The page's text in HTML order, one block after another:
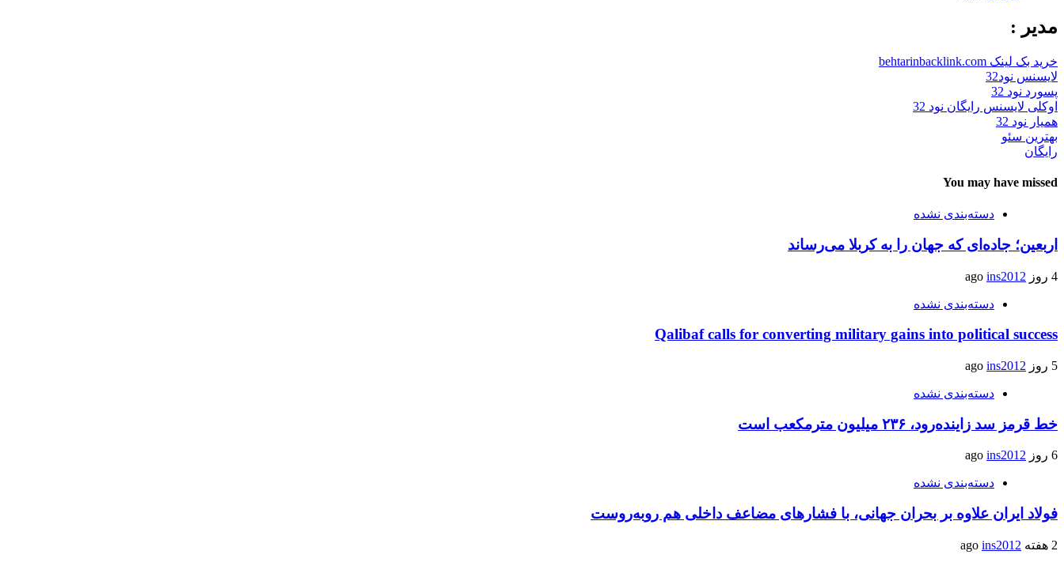
مدیر :
خرید بک لینک behtarinbacklink.com
لایسنس نود32
پسورد نود 32
اوکلی لایسنس رایگان نود 32
همیار نود 32
بهترین سئو
رایگان
You may have missed
دسته‌بندی نشده
اربعین؛ جاده‌ای که جهان را به کربلا می‌رساند
4 روز ago ins2012
دسته‌بندی نشده
Qalibaf calls for converting military gains into political success
5 روز ago ins2012
دسته‌بندی نشده
خط قرمز سد زاینده‌رود، ۲۳۶ میلیون مترمکعب است
6 روز ago ins2012
دسته‌بندی نشده
فولاد ایران علاوه بر بحران جهانی، با فشارهای مضاعف داخلی هم روبه‌روست
2 هفته ago ins2012